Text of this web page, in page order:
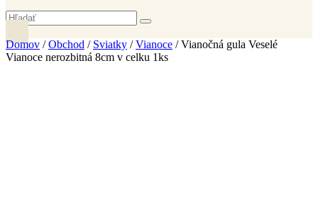
Domov /Obchod / Sviatky /Vianoce / Vianočná gula Veselé
Vianoce nerozbitná 8cm v celku 1ks